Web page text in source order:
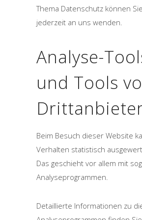
Thema Datenschutz können
jederzeit an uns wenden.
Analyse-
und Tools
Beim Besuch dieser Website
Verhalten statistisch
Das geschieht vor allem mit
Analyseprogrammen.
Detaillierte Informationen zu